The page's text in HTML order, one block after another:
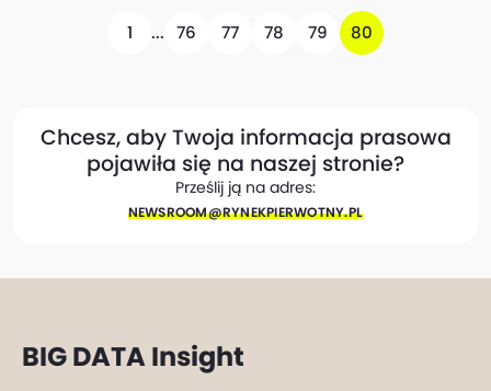
1 ... 76 77 78 79 80
Chcesz, aby Twoja informacja prasowa
pojawiła się na naszej stronie?
Prześlij ją na adres:
NEWSROOM@​RYNEKPIERWOTNY.PL
BIG DATA Insight